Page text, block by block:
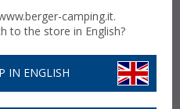
camping.it.
to the store in English?
IN ENGLISH